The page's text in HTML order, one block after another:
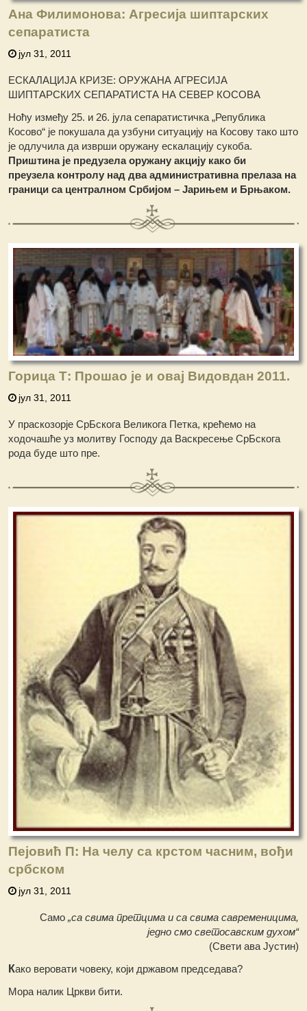
Ана Филимонова: Агресија шиптарских
сепаратиста
јул 31, 2011
ЕСКАЛАЦИЈА КРИЗЕ: ОРУЖАНА АГРЕСИЈА
ШИПТАРСКИХ СЕПАРАТИСТА НА СЕВЕР КОСОВА
Ноћу између 25. и 26. јула сепаратистичка „Република
Косово“ је покушала да узбуни ситуацију на Косову тако што
је одлучила да изврши оружану ескалацију сукоба.
Приштина је предузела оружану акцију како би
преузела контролу над два административна прелаза на
граници са централном Србијом – Јарињем и Брњаком.
Горица Т: Прошао је и овај Видовдан 2011.
јул 31, 2011
У праскозорје СрБскога Великога Петка, крећемо на
ходочашће уз молитву Господу да Васкресење СрБскога
рода буде што пре.
Пејовић П: На челу са крстом часним, вођи
србском
јул 31, 2011
Само „са свима претцима и са свима савременицима,
једно смо светосавским духом“
(Свети ава Јустин)
Како веровати човеку, који државом председава?
Mора налик Цркви бити.